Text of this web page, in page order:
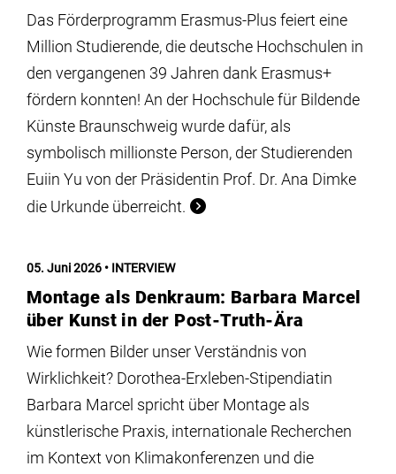
Das Förderprogramm Erasmus-Plus feiert eine
Million Studierende, die deutsche Hochschulen in
den vergangenen 39 Jahren dank Erasmus+
fördern konnten! An der Hochschule für Bildende
Künste Braunschweig wurde dafür, als
symbolisch millionste Person, der Studierenden
Euiin Yu von der Präsidentin Prof. Dr. Ana Dimke
die Urkunde überreicht.
05. Juni 2026 INTERVIEW
Montage als Denkraum: Barbara Marcel
über Kunst in der Post-Truth-Ära
Wie formen Bilder unser Verständnis von
Wirklichkeit? Dorothea-Erxleben-Stipendiatin
Barbara Marcel spricht über Montage als
künstlerische Praxis, internationale Recherchen
im Kontext von Klimakonferenzen und die